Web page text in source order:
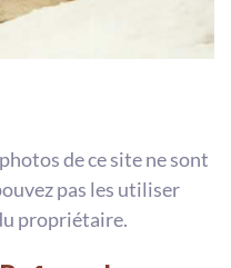
de ce site ne sont
pas les utiliser
propriétaire.